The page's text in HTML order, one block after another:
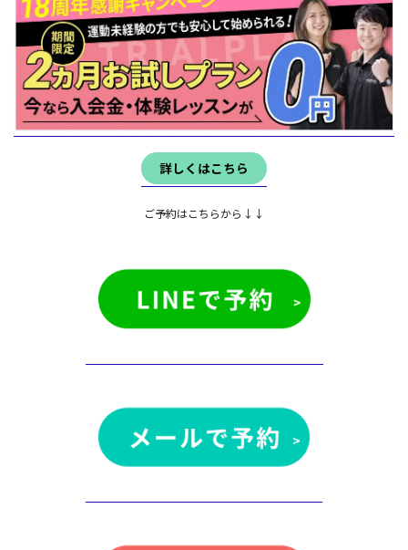
詳しくはこちら
ご予約はこちらから↓↓